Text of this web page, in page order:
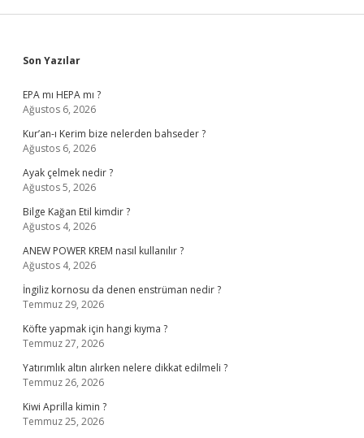
Sidebar
Son Yazılar
EPA mı HEPA mı ?
Ağustos 6, 2026
Kur’an-ı Kerim bize nelerden bahseder ?
Ağustos 6, 2026
Ayak çelmek nedir ?
Ağustos 5, 2026
Bilge Kağan Etil kimdir ?
Ağustos 4, 2026
ANEW POWER KREM nasıl kullanılır ?
Ağustos 4, 2026
İngiliz kornosu da denen enstrüman nedir ?
Temmuz 29, 2026
Köfte yapmak için hangi kıyma ?
Temmuz 27, 2026
Yatırımlık altın alırken nelere dikkat edilmeli ?
Temmuz 26, 2026
Kiwi Aprilla kimin ?
Temmuz 25, 2026